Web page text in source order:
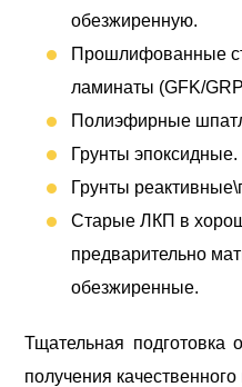
обезжиренную.
Прошлифованные
ламинаты (GFK/
Полиэфирные
Грунты эпоксидные.
Грунты
Старые ЛКП в
предварительно
обезжиренные.
Тщательная подготовка
получения